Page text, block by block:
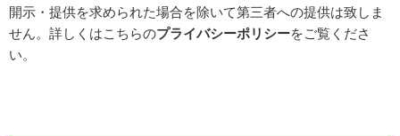
開示・提供を求められた場合を除いて第三者への提供は致しま
せん。詳しくはこちらのプライバシーポリシーをご覧くださ
い。